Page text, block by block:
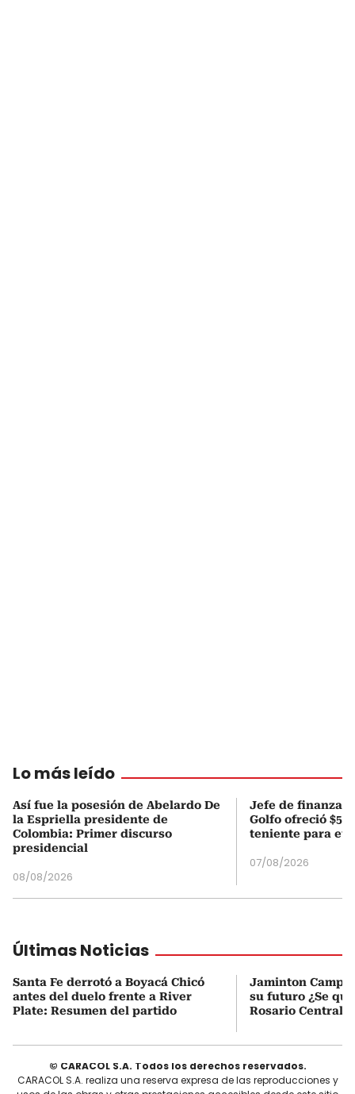
Lo más leído
Así fue la posesión de Abelardo De
la Espriella presidente de
Colombia: Primer discurso
presidencial
08/08/2026
Jefe de finanzas
Golfo ofreció
teniente para
07/08/2026
Últimas Noticias
Santa Fe derrotó a Boyacá Chicó
antes del duelo frente a River
Plate: Resumen del partido
Jaminton
su futuro ¿Se
Rosario Central?
© CARACOL S.A. Todos los derechos reservados.
CARACOL S.A. realiza una reserva expresa de las reproducciones y